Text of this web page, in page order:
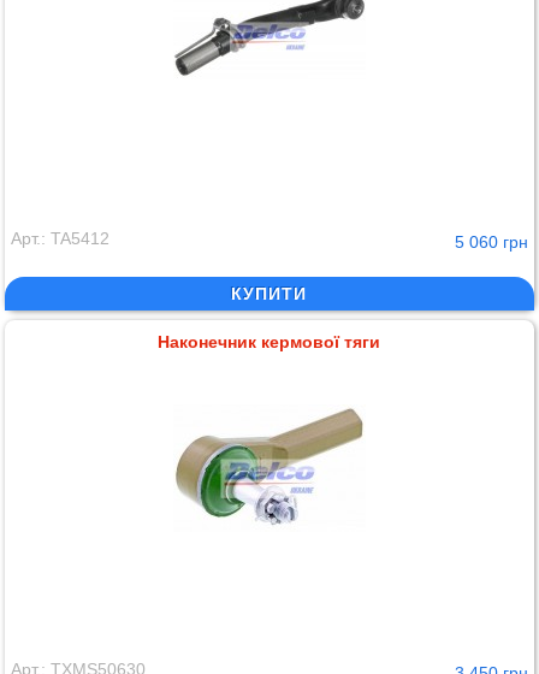
Арт.: TA5412 5 060 грн
КУПИТИ
Наконечник кермової тяги
Арт.: TXMS50630